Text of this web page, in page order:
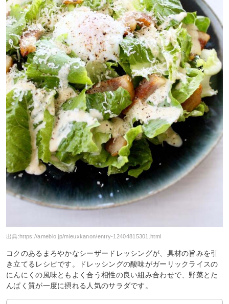
出典: https://ameblo.jp/mieuxkanon/entry-12404815301.html
コクのあるまろやかなシーザードレッシングが、具材の旨みを引
き立てるレシピです。ドレッシングの酸味がガーリックライスの
にんにくの風味ともよく合う相性の良い組み合わせで、野菜とた
んぱく質が一度に摂れる人気のサラダです。